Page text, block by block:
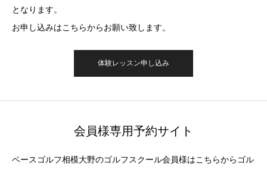
となります。
お申し込みはこちらからお願い致します。
体験レッスン申し込み
会員様専用予約サイト
ベースゴルフ相模大野のゴルフスクール会員様はこちらからゴル